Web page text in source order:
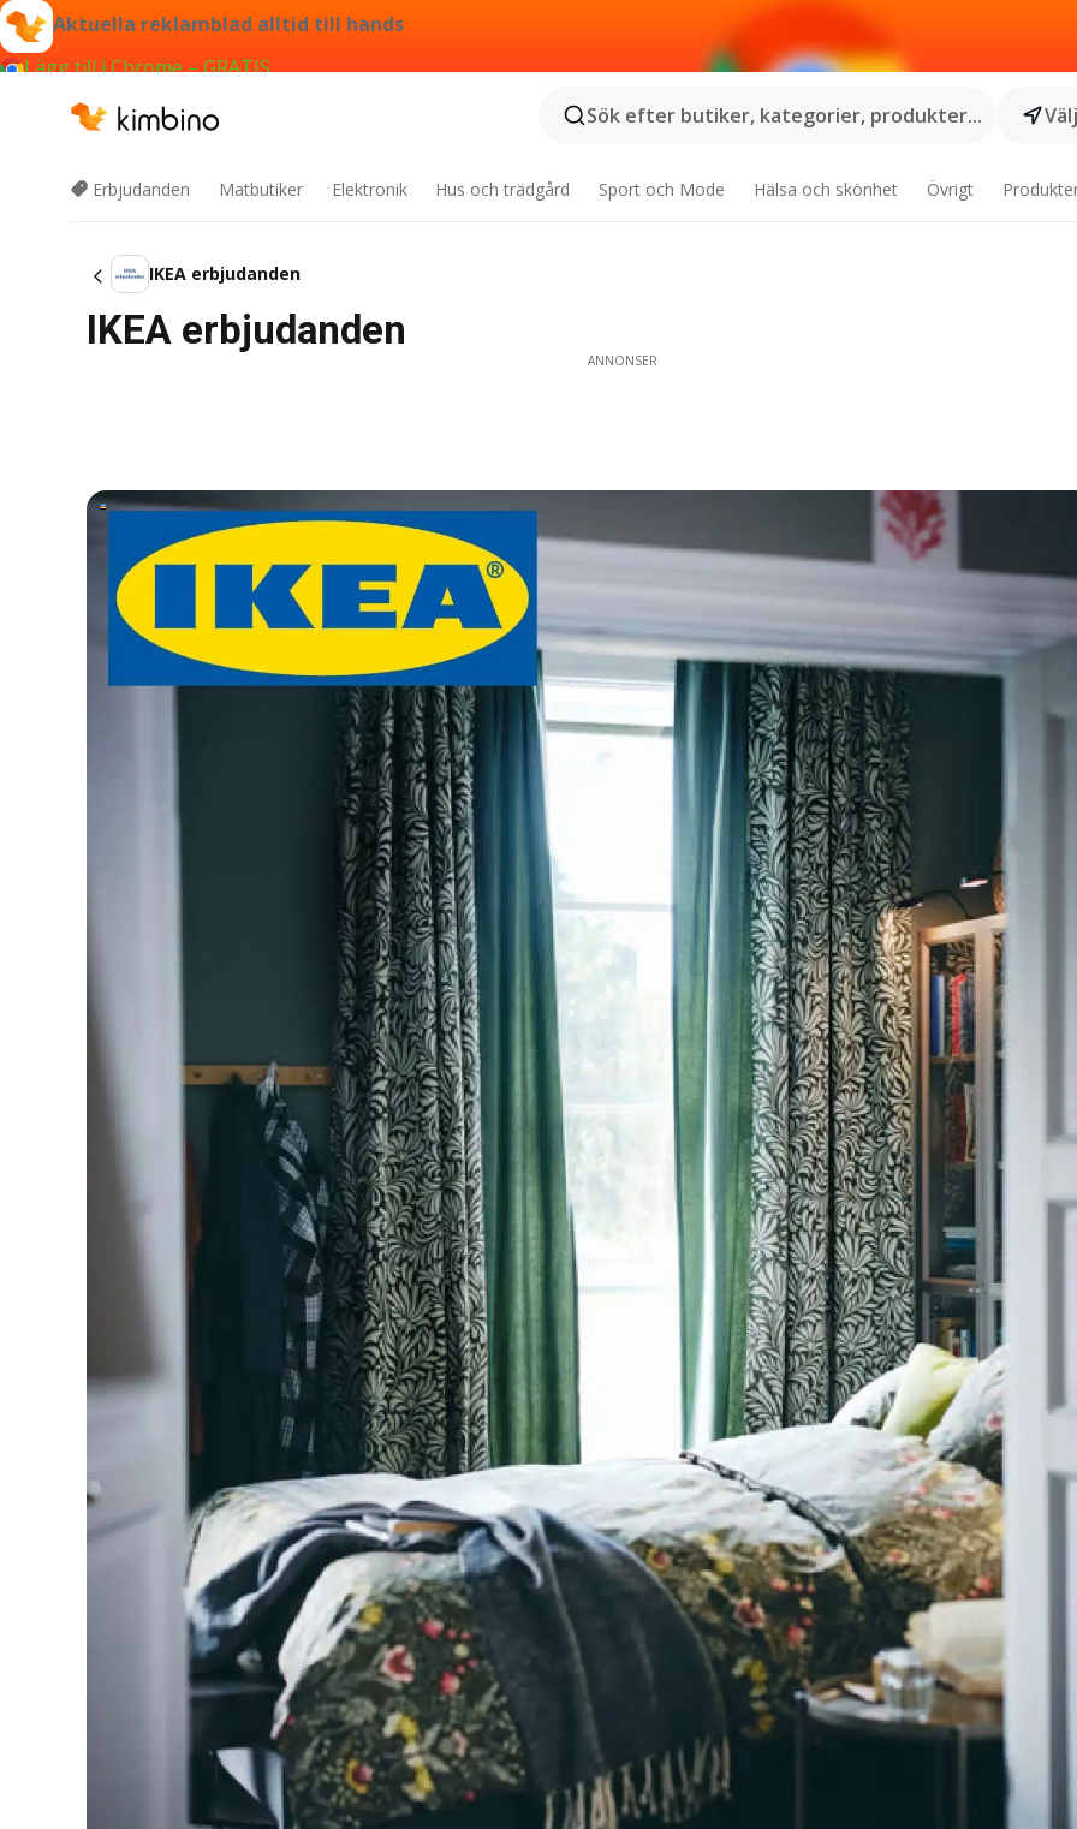
Aktuella reklamblad alltid till hands
Lägg till i Chrome – GRATIS
Sök efter butiker, kategorier, produkter...
Erbjudanden Matbutiker Elektronik Hus och trädgård Sport och Mode Hälsa och skönhet Övrigt
IKEA erbjudanden
IKEA erbjudanden
ANNONSER